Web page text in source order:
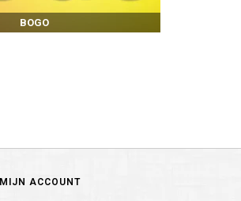
BOGO
MIJN ACCOUNT